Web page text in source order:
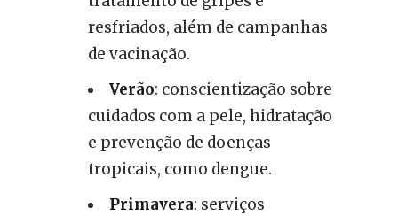
resfriados, além de campanhas
de vacinação.
Verão: conscientização sobre
cuidados com a pele, hidratação
e prevenção de doenças
tropicais, como dengue.
Primavera: serviços